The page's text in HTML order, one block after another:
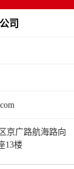
司
京广路航海路向
13楼